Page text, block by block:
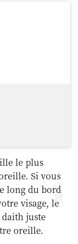
le plus
Si vous
long du bord
visage, le
juste
oreille.